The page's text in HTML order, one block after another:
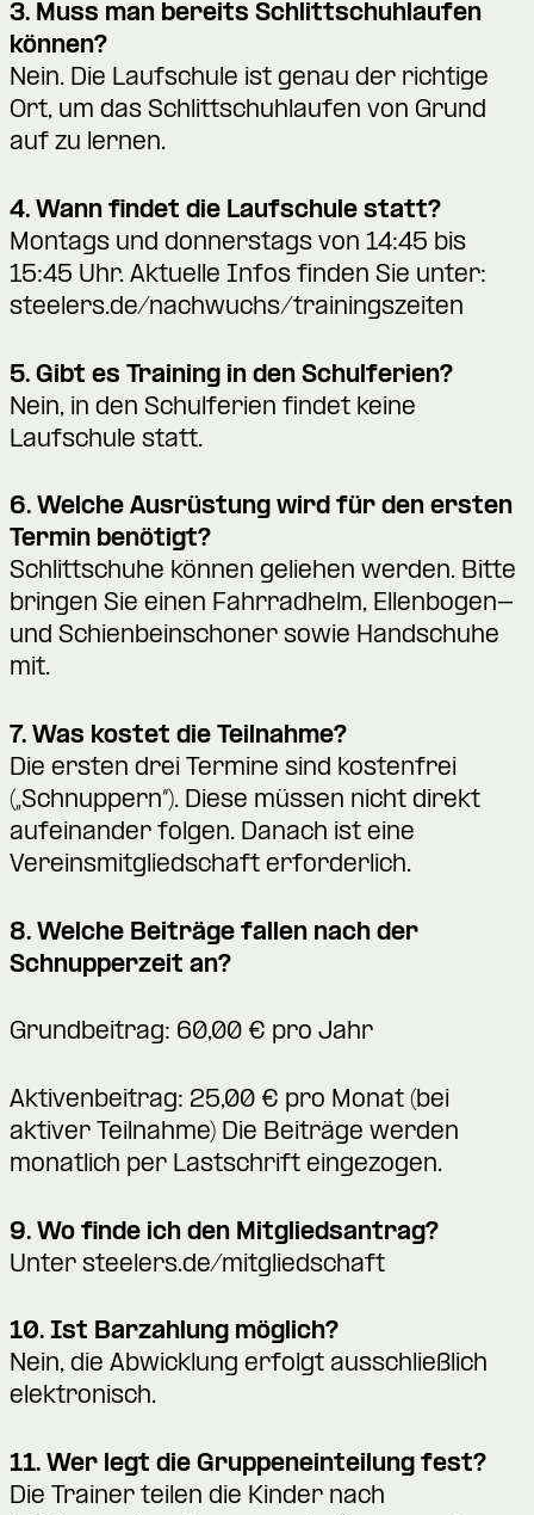
3. Muss man bereits Schlittschuhlaufen
können?
Nein. Die Laufschule ist genau der richtige
Ort, um das Schlittschuhlaufen von Grund
auf zu lernen.
4. Wann findet die Laufschule statt?
Montags und donnerstags von 14:45 bis
15:45 Uhr. Aktuelle Infos finden Sie unter:
steelers.de/nachwuchs/trainingszeiten
5. Gibt es Training in den Schulferien?
Nein, in den Schulferien findet keine
Laufschule statt.
6. Welche Ausrüstung wird für den ersten
Termin benötigt?
Schlittschuhe können geliehen werden. Bitte
bringen Sie einen Fahrradhelm, Ellenbogen-
und Schienbeinschoner sowie Handschuhe
mit.
7. Was kostet die Teilnahme?
Die ersten drei Termine sind kostenfrei
(„Schnuppern“). Diese müssen nicht direkt
aufeinander folgen. Danach ist eine
Vereinsmitgliedschaft erforderlich.
8. Welche Beiträge fallen nach der
Schnupperzeit an?
Grundbeitrag: 60,00 € pro Jahr
Aktivenbeitrag: 25,00 € pro Monat (bei
aktiver Teilnahme) Die Beiträge werden
monatlich per Lastschrift eingezogen.
9. Wo finde ich den Mitgliedsantrag?
Unter steelers.de/mitgliedschaft
10. Ist Barzahlung möglich?
Nein, die Abwicklung erfolgt ausschließlich
elektronisch.
11. Wer legt die Gruppeneinteilung fest?
Die Trainer teilen die Kinder nach